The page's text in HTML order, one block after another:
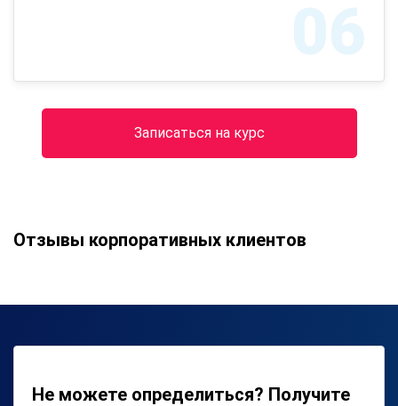
06
Записаться на курс
Отзывы корпоративных клиентов
Не можете определиться? Получите